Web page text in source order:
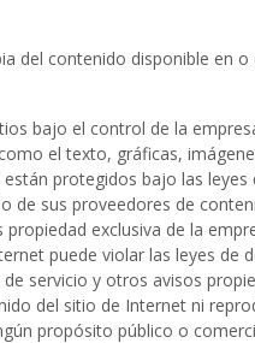
del contenido disponible
bajo el control de la
el texto, gráficas,
protegidos bajo las
de sus proveedores de
exclusiva de la
puede violar las leyes
servicio y otros avisos
del sitio de Internet ni
propósito público o